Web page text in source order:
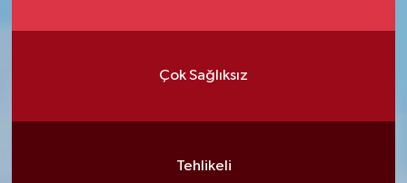
Çok Sağlıksız
Tehlikeli